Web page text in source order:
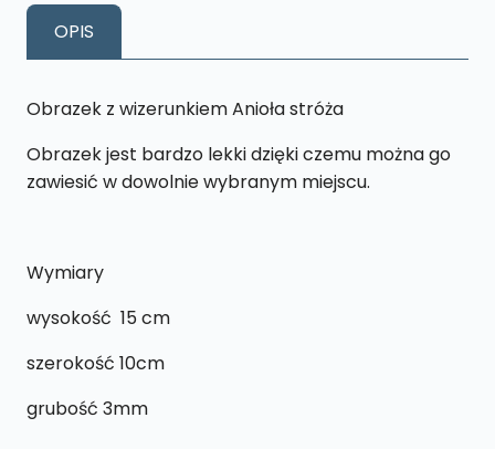
Anioła
Stróza
T3
OPIS
Obrazek z wizerunkiem Anioła stróża
Obrazek jest bardzo lekki dzięki czemu można go
zawiesić w dowolnie wybranym miejscu.
Wymiary
wysokość 15 cm
szerokość 10cm
grubość 3mm